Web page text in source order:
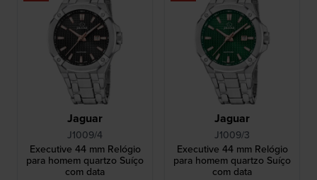
Jaguar
J1009/4
Executive 44 mm Relógio
para homem quartzo Suíço
com data
Jaguar
J1009/3
Executive 44 mm Relógio
para homem quartzo Suíço
com data